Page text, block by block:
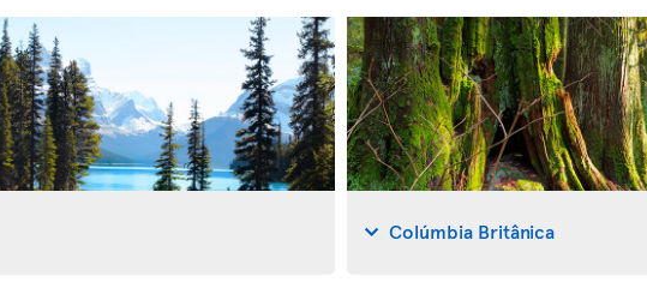
Colúmbia Britânica